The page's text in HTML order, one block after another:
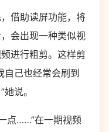
借助读屏功能，将
会出现一种类似视
进行粗剪。这样剪
自己也经常会刷到
说。
……”在一期视频